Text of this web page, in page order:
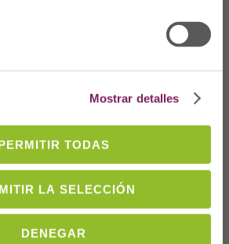
Mostrar detalles
TODAS
LA SELECCIÓN
DENEGAR
14